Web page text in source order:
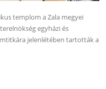
templom a Zala megyei
egyházi és
jelenlétében tartották a